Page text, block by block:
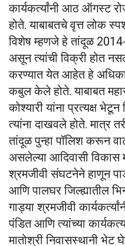
कार्यकर्त्यांनी आठ ऑगस्ट
होते. याबाबतचे वृत्त लोक
विशेष म्हणजे हे तांदूळ
असून त्यांची विक्री होत
करण्यात येत आहेत हे
कबुल केले होते. याबाबत
कोश्यारी यांना प्रत्यक्ष
त्यांना दाखवले होते. मात्र
तांदूळ पुन्हा पॉलिश करून
असलेल्या आदिवासी विकास
श्रमजीवी संघटनेने हाणून
आणि पालघर जिल्ह्यातील
गाड्या श्रमजीवी
पंडित आणि त्यांच्या
मातोश्री निवासस्थानी भेट